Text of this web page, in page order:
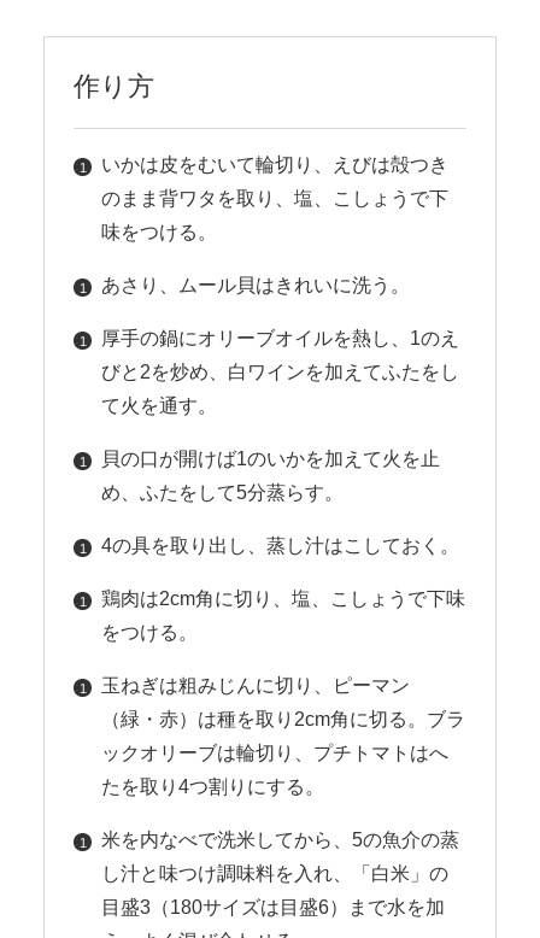
作り方
いかは皮をむいて輪切り、えびは殻つき
のまま背ワタを取り、塩、こしょうで下
味をつける。
あさり、ムール貝はきれいに洗う。
厚手の鍋にオリーブオイルを熱し、1のえ
びと2を炒め、白ワインを加えてふたをし
て火を通す。
貝の口が開けば1のいかを加えて火を止
め、ふたをして5分蒸らす。
4の具を取り出し、蒸し汁はこしておく。
鶏肉は2cm角に切り、塩、こしょうで下味
をつける。
玉ねぎは粗みじんに切り、ピーマン
（緑・赤）は種を取り2cm角に切る。ブラ
ックオリーブは輪切り、プチトマトはへ
たを取り4つ割りにする。
米を内なべで洗米してから、5の魚介の蒸
し汁と味つけ調味料を入れ、「白米」の
目盛3（180サイズは目盛6）まで水を加